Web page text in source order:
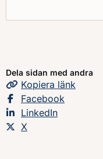
Dela sidan med andra
Kopiera sidans
länk
Dela sidan på
Facebook
Dela sidan på
LinkedIn
Dela sidan på
X